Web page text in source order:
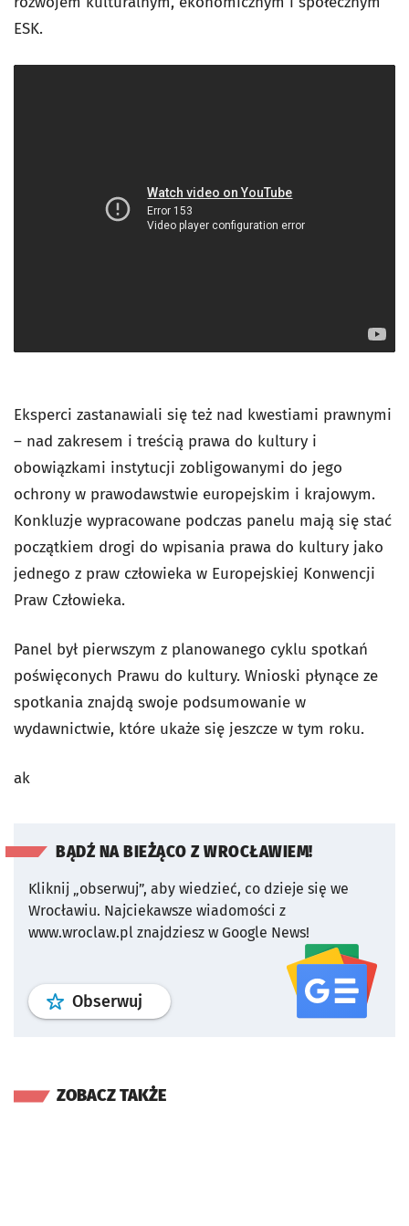
ESK.
Eksperci zastanawiali się też nad kwestiami prawnymi
– nad zakresem i treścią prawa do kultury i
obowiązkami instytucji zobligowanymi do jego
ochrony w prawodawstwie europejskim i krajowym.
Konkluzje wypracowane podczas panelu mają się stać
początkiem drogi do wpisania prawa do kultury jako
jednego z praw człowieka w Europejskiej Konwencji
Praw Człowieka.
Panel był pierwszym z planowanego cyklu spotkań
poświęconych Prawu do kultury. Wnioski płynące ze
spotkania znajdą swoje podsumowanie w
wydawnictwie, które ukaże się jeszcze w tym roku.
ak
BĄDŹ NA BIEŻĄCO Z WROCŁAWIEM!
Kliknij „obserwuj”, aby wiedzieć, co dzieje się we
Wrocławiu. Najciekawsze wiadomości z
www.wroclaw.pl znajdziesz w Google News!
Obserwuj profil serwisu
ZOBACZ TAKŻE